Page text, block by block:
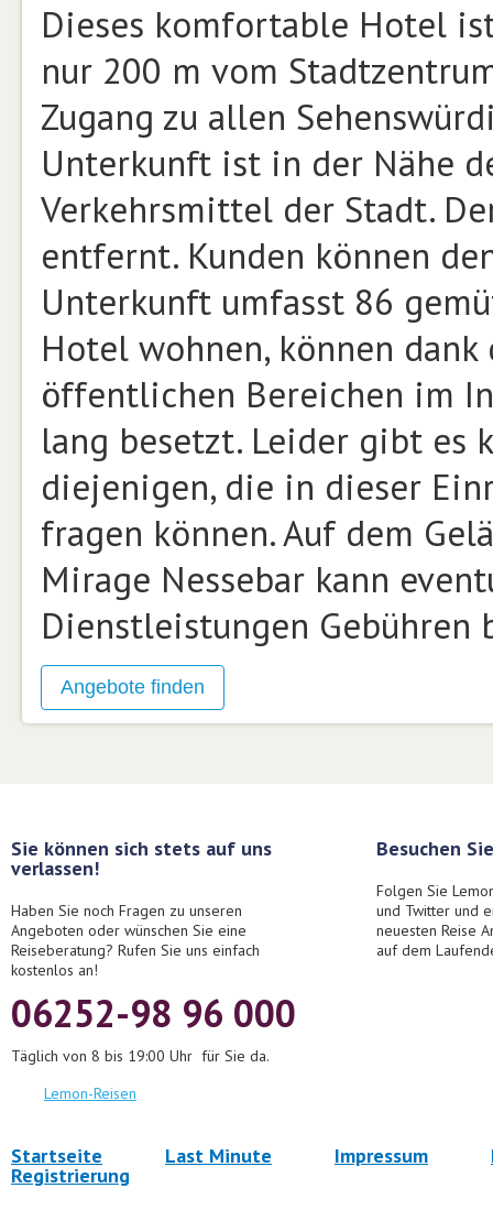
Dieses komfortable Hotel
nur 200 m vom
Zugang zu allen
Unterkunft ist in der Nähe
Verkehrsmittel der Stadt.
entfernt. Kunden können
Unterkunft umfasst 86
Hotel wohnen, können
öffentlichen Bereichen im
lang besetzt. Leider gibt es
diejenigen, die in dieser
fragen können. Auf dem
Mirage Nessebar kann
Dienstleistungen Gebühren
Sie können sich stets auf uns
verlassen!
Haben Sie noch Fragen zu unseren
Angeboten oder wünschen Sie eine
Reiseberatung? Rufen Sie uns einfach
kostenlos an!
06252-98 96 000
Täglich von 8 bis 19:00 Uhr für Sie da.
Lemon-Reisen
Besuchen
Folgen Sie
und Twitter und
neuesten Reise
auf dem
Startseite Last Minute Impressum
Registrierung